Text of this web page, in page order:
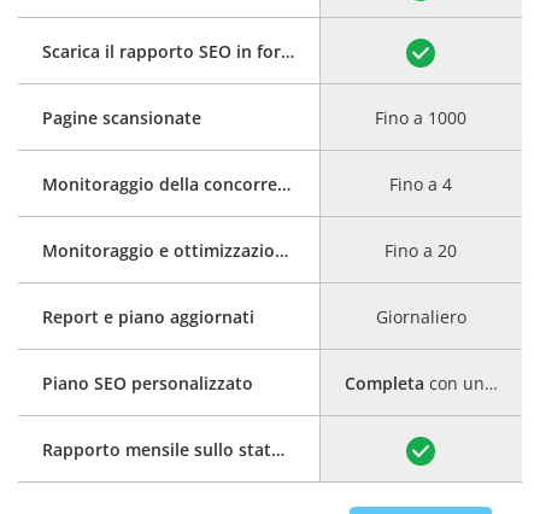
Scarica il rapporto SEO in formato PDF
Pagine scansionate
Monitoraggio della concorrenza
Monitoraggio e ottimizzazione delle parole chiave
Report e piano aggiornati
Piano SEO personalizzato
Rapporto mensile sullo stato di avanzamento
Fino a 1000
Fino a 4
Fino a 20
Giornaliero
Completa con una guida dettagliata